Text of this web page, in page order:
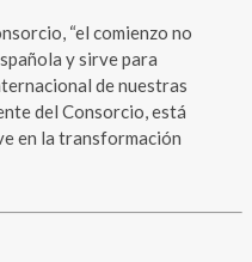
“el comienzo no
y sirve para
de nuestras
del Consorcio, está
en la transformación